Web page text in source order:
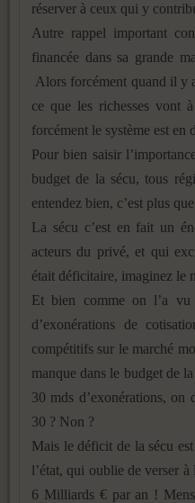
réserver à ceux qui y
Autre rappel important
financée dans sa grande
Alors forcément quand il y
ce que les richesses vont
forcément le système est en
Pour bien saisir
budget de la sécu, tous
entendez bien, c’est plus
La sécu c’est en fait un
acteurs du privé, et qui
était déficitaire, imaginez le
Et bien comme on l’a vu
d’exonérations de
compétitifs sur le marché
manque dans le budget de
30 mds d’exonérations, on
30 ? Non ?
Mais le déficit de la sécu
l’état, qui oublie de verser
6 Milliards € par an !